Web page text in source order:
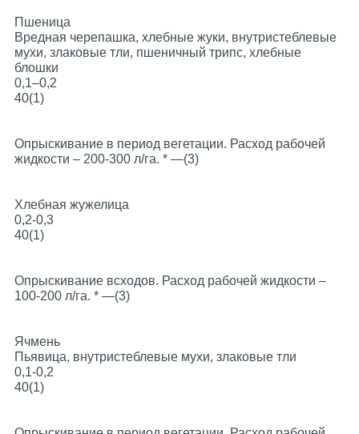
Пшеница
Вредная черепашка, хлебные жуки, внутристеблевые
мухи, злаковые тли, пшеничный трипс, хлебные
блошки
0,1–0,2
40(1)
Опрыскивание в период вегетации. Расход рабочей
жидкости – 200-300 л/га. * —(3)
Хлебная жужелица
0,2-0,3
40(1)
Опрыскивание всходов. Расход рабочей жидкости –
100-200 л/га. * —(3)
Ячмень
Пьявица, внутристеблевые мухи, злаковые тли
0,1-0,2
40(1)